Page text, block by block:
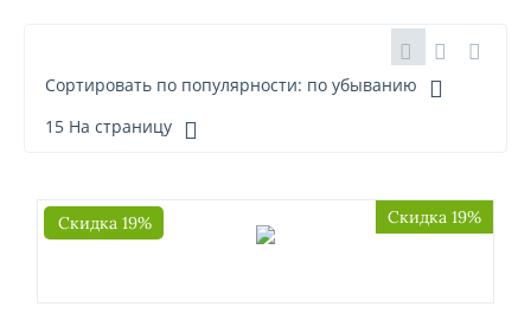
Сортировать по популярности: по убыванию
15 На страницу
Скидка 19% Скидка 19%